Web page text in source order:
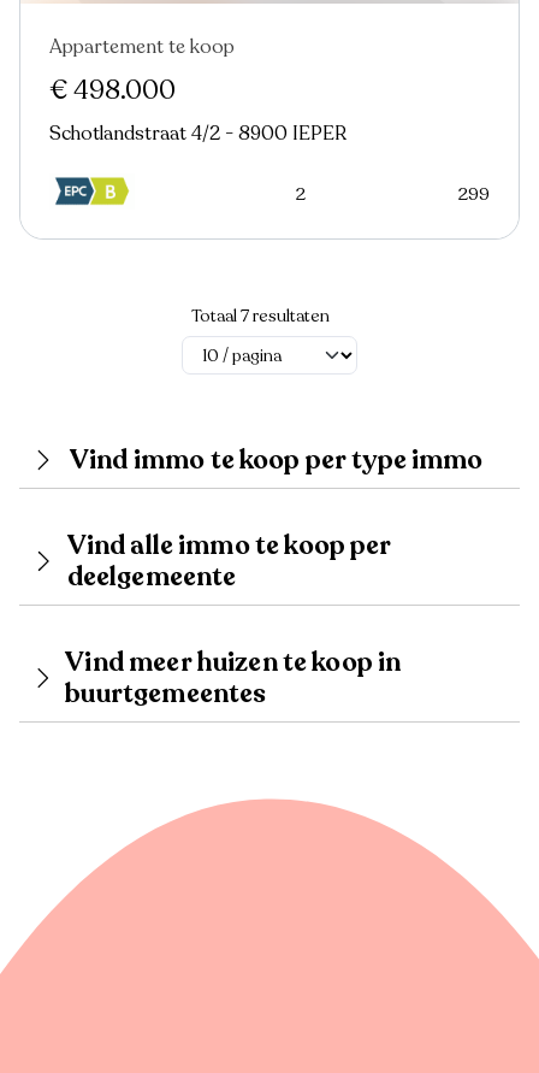
Nieuw
Appartement te koop
€ 498.000
Schotlandstraat 4/2 - 8900 IEPER
2 299
Totaal 7 resultaten
Vind immo te koop per type immo
Vind alle immo te koop per
deelgemeente
Vind meer huizen te koop in
buurtgemeentes